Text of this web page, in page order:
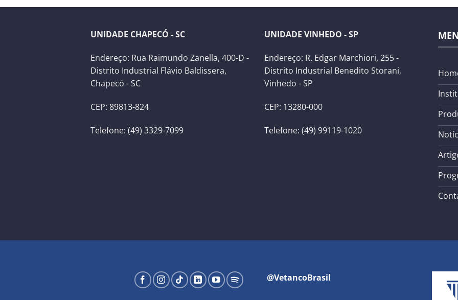
UNIDADE CHAPECÓ - SC
Endereço: Rua Raimundo Zanella, 400-D -
Distrito Industrial Flávio Baldissera,
Chapecó - SC
CEP: 89813-824
Telefone: (49) 3329-7099
UNIDADE VINHEDO - SP
Endereço: R. Edgar Marchiori, 255 -
Distrito Industrial Benedito Storani,
Vinhedo - SP
CEP: 13280-000
Telefone: (49) 99119-1020
@VetancoBrasil